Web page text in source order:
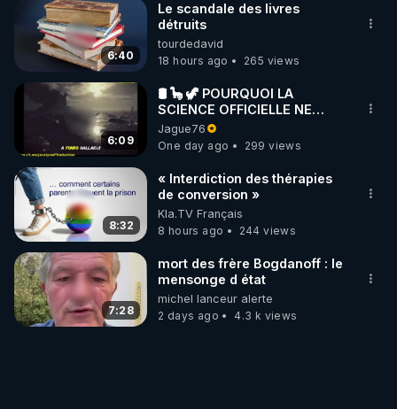
6:40
Le scandale des livres
détruits
tourdedavid
18 hours ago
265 views
6:09
🛢 🦕 🦖 POURQUOI LA
SCIENCE OFFICIELLE NE
CONNAÎT-ELLE PAS LA VRAIE
ORIGINE DU PÉTROLE ?
Jague76
One day ago
299 views
8:32
« Interdiction des thérapies
de conversion »
Kla.TV Français
8 hours ago
244 views
7:28
mort des frère Bogdanoff : le
mensonge d état
michel lanceur alerte
2 days ago
4.3 k views